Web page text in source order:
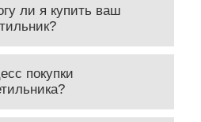
ли я купить ваш
покупки